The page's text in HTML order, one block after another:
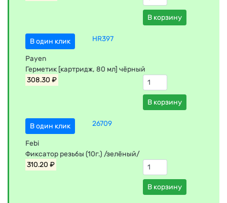
В корзину
В один клик HR397
Payen
Герметик [картридж, 80 мл] чёрный
308.30 ₽
В корзину
В один клик 26709
Febi
Фиксатор резьбы (10г.) /зелёный/
310.20 ₽
В корзину